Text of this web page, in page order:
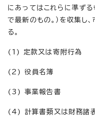
にあってはこれらに準ず
で最新のもの。）を収集し
る。
(1) 定款又は寄附行為
(2) 役員名簿
(3) 事業報告書
(4) 計算書類又は財務諸表